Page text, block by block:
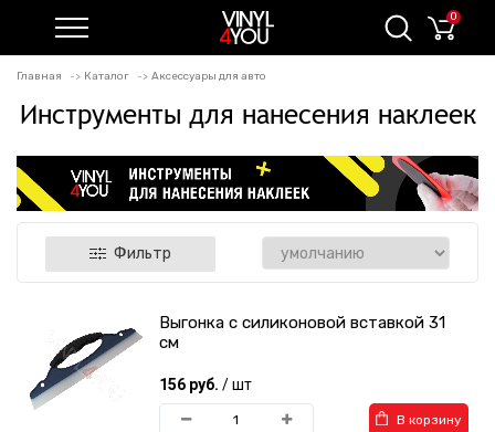
0
Главная Каталог Аксессуары для авто
Инструменты для нанесения наклеек
Фильтр
Выгонка с силиконовой вставкой 31
см
156 руб. / шт
В корзину